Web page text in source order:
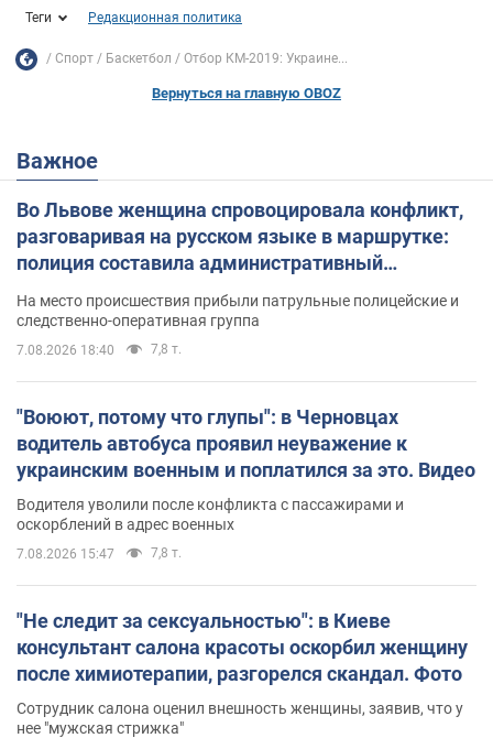
Теги Редакционная политика
Спорт Баскетбол Отбор КМ-2019: Украине...
Вернуться на главную OBOZ
Важное
Во Львове женщина спровоцировала конфликт,
разговаривая на русском языке в маршрутке:
полиция составила административный
На место происшествия прибыли патрульные полицейские и
следственно-оперативная группа
7.08.2026 18:40 7,8 т.
"Воюют, потому что глупы": в Черновцах
водитель автобуса проявил неуважение к
украинским военным и поплатился за это. Видео
Водителя уволили после конфликта с пассажирами и
оскорблений в адрес военных
7.08.2026 15:47 7,8 т.
"Не следит за сексуальностью": в Киеве
консультант салона красоты оскорбил женщину
после химиотерапии, разгорелся скандал. Фото
Сотрудник салона оценил внешность женщины, заявив, что у
нее "мужская стрижка"